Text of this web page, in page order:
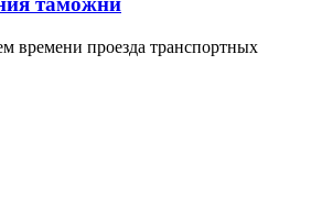
времени проезда транспортных